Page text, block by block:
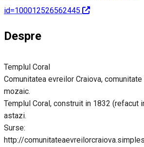
id=100012526562445
Despre
Templul Coral
Comunitatea evreilor Craiova,
mozaic.
Templul Coral, construit in 1832 (refacut
astazi.
Surse:
http://